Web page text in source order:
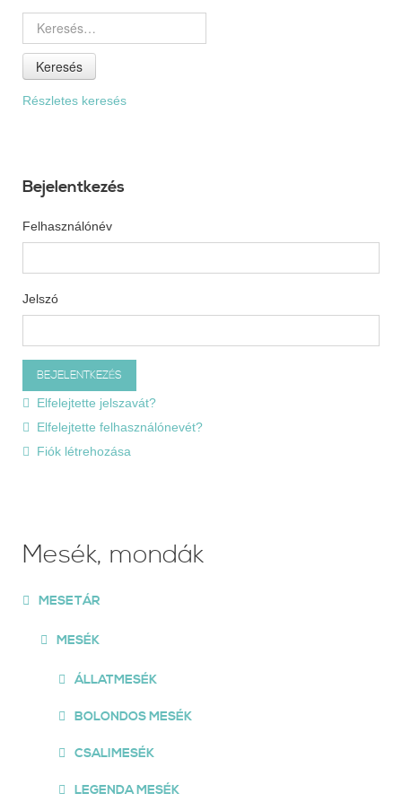
Keresés
Részletes keresés
Bejelentkezés
Felhasználónév
Jelszó
Elfelejtette jelszavát?
Elfelejtette felhasználónevét?
Fiók létrehozása
Mesék, mondák
MESETÁR
MESÉK
ÁLLATMESÉK
BOLONDOS MESÉK
CSALIMESÉK
LEGENDA MESÉK